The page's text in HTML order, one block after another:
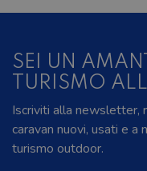
SEI UN
TURISMO
Iscriviti alla newsletter,
caravan nuovi, usati e
turismo outdoor.